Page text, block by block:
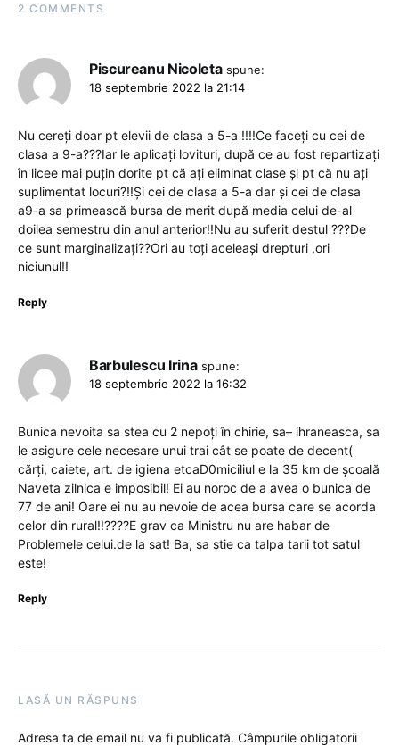
2 COMMENTS
Piscureanu Nicoleta spune:
18 septembrie 2022 la 21:14
Nu cereți doar pt elevii de clasa a 5-a !!!!Ce faceți cu cei de
clasa a 9-a???Iar le aplicați lovituri, după ce au fost repartizați
în licee mai puțin dorite pt că ați eliminat clase și pt că nu ați
suplimentat locuri?!!Și cei de clasa a 5-a dar și cei de clasa
a9-a sa primească bursa de merit după media celui de-al
doilea semestru din anul anterior!!Nu au suferit destul ???De
ce sunt marginalizați??Ori au toți aceleași drepturi ,ori
niciunul!!
Reply
Barbulescu Irina spune:
18 septembrie 2022 la 16:32
Bunica nevoita sa stea cu 2 nepoți în chirie, sa– ihraneasca, sa
le asigure cele necesare unui trai cât se poate de decent(
cărți, caiete, art. de igiena etcaD0miciliul e la 35 km de școală
Naveta zilnica e imposibil! Ei au noroc de a avea o bunica de
77 de ani! Oare ei nu au nevoie de acea bursa care se acorda
celor din rural!!????E grav ca Ministru nu are habar de
Problemele celui.de la sat! Ba, sa știe ca talpa tarii tot satul
este!
Reply
LASĂ UN RĂSPUNS
Adresa ta de email nu va fi publicată. Câmpurile obligatorii